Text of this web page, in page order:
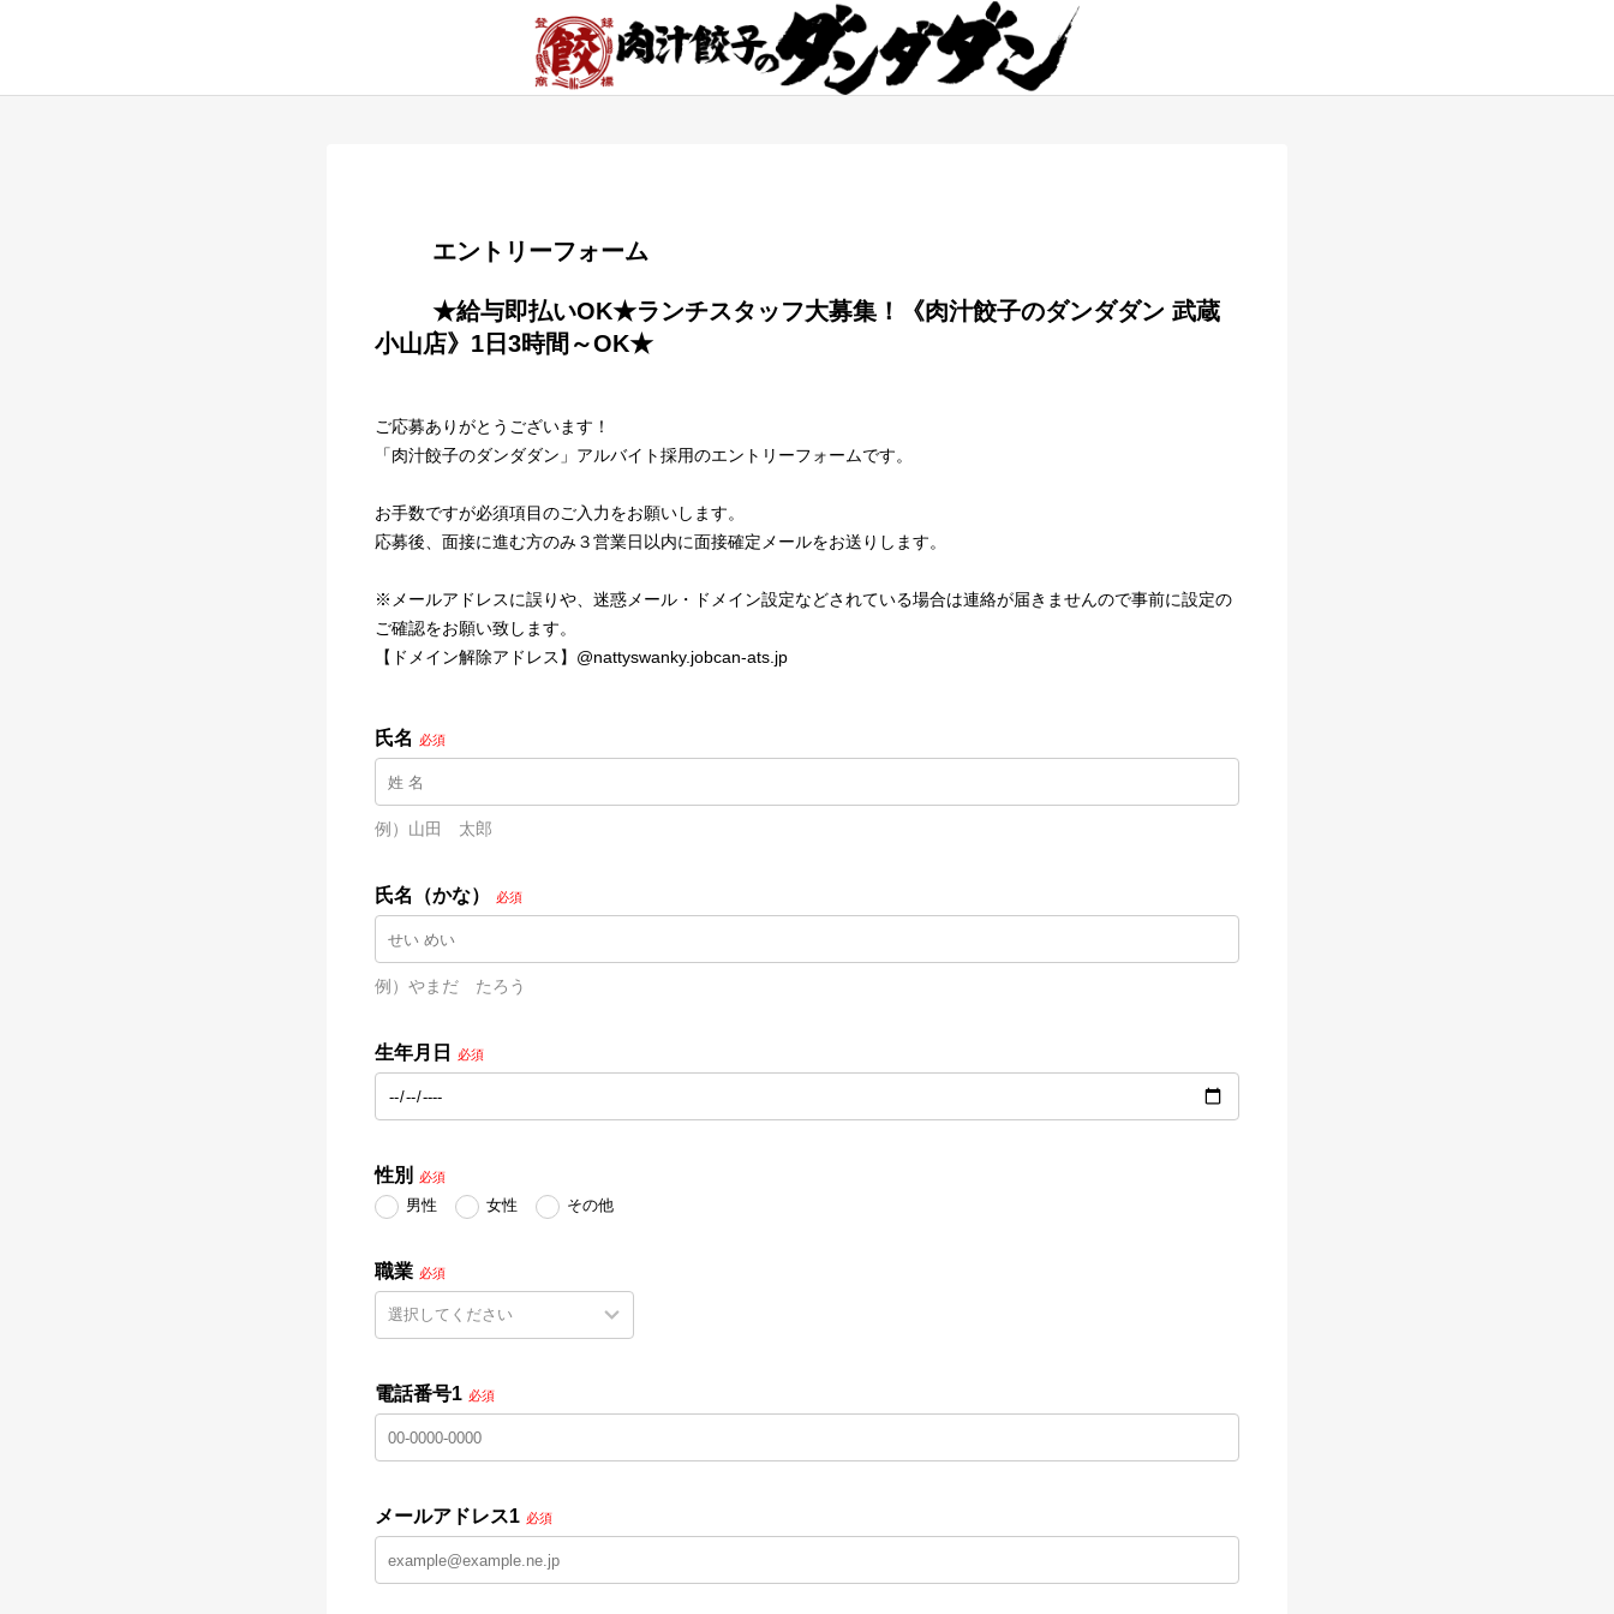
        エントリーフォーム
小山店》1日3時間～OK★
ご応募ありがとうございます！
「肉汁餃子のダンダダン」アルバイト採用のエントリーフォームです。
お手数ですが必須項目のご入力をお願いします。
応募後、面接に進む方のみ３営業日以内に面接確定メールをお送りします。
※メールアドレスに誤りや、迷惑メール・ドメイン設定などされている場合は連絡が届きませんので事前に設定の
ご確認をお願い致します。
【ドメイン解除アドレス】@nattyswanky.jobcan-ats.jp
氏名 必須
例）山田　太郎
氏名（かな） 必須
例）やまだ　たろう
生年月日 必須
性別 必須
男性 女性 その他
職業 必須
電話番号1 必須
メールアドレス1 必須